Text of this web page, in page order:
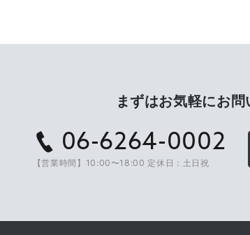
まずはお気軽にお問
06-6264-0002
【営業時間】10:00〜18:00 定休日：土日祝